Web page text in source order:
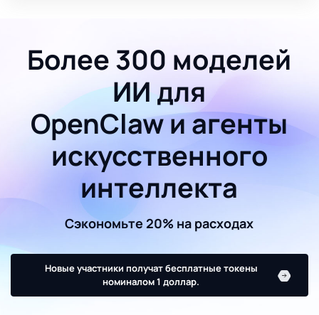
Более 300 моделей
ИИ для
OpenClaw и агенты
искусственного
интеллекта
Сэкономьте 20% на расходах
Новые участники получат бесплатные токены
номиналом 1 доллар.